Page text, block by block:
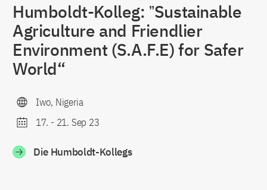
Humboldt-Kolleg: ˮSustainable
Agriculture and Friendlier
Environment (S.A.F.E) for Safer
World“
Iwo, Nigeria
17. - 21. Sep 23
Die Humboldt-Kollegs